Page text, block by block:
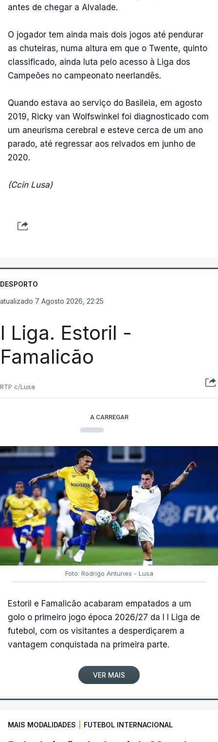
antes de chegar a Alvalade.
O jogador tem ainda mais dois jogos até pendurar
as chuteiras, numa altura em que o Twente, quinto
classificado, ainda luta pelo acesso à Liga dos
Campeões no campeonato neerlandês.
Quando estava ao serviço do Basileia, em agosto
2019, Ricky van Wolfswinkel foi diagnosticado com
um aneurisma cerebral e esteve cerca de um ano
parado, até regressar aos relvados em junho de
2020.
(Ccin Lusa)
DESPORTO
atualizado 7 Agosto 2026, 22:25
I Liga. Estoril -
Famalicão
RTP c/Lusa
A CARREGAR
Foto: Rodrigo Antunes - Lusa
Estoril e Famalicão acabaram empatados a um
golo o primeiro jogo época 2026/27 da I I Liga de
futebol, com os visitantes a desperdiçarem a
vantagem conquistada na primeira parte.
VER MAIS
MAIS MODALIDADES FUTEBOL INTERNACIONAL